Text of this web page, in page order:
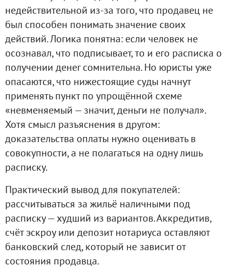
недействительной из-за того, что продавец не
был способен понимать значение своих
действий. Логика понятна: если человек не
осознавал, что подписывает, то и его расписка о
получении денег сомнительна. Но юристы уже
опасаются, что нижестоящие суды начнут
применять пункт по упрощённой схеме
«невменяемый — значит, деньги не получал».
Хотя смысл разъяснения в другом:
доказательства оплаты нужно оценивать в
совокупности, а не полагаться на одну лишь
расписку.
Практический вывод для покупателей:
рассчитываться за жильё наличными под
расписку — худший из вариантов. Аккредитив,
счёт эскроу или депозит нотариуса оставляют
банковский след, который не зависит от
состояния продавца.